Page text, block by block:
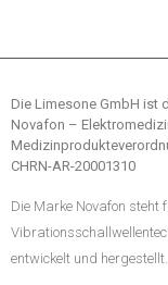
Die Limesone GmbH ist
Novafon –
CHRN-AR-20001310
Die Marke Novafon steht
entwickelt und hergestellt.